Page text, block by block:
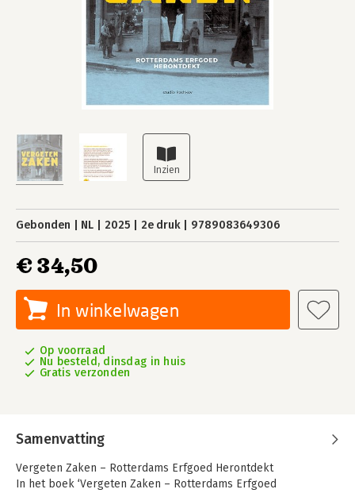
Gebonden NL 2025 2e druk 9789083649306
€ 34,50
In winkelwagen
Op voorraad
Nu besteld, dinsdag in huis
Gratis verzonden
Samenvatting
Vergeten Zaken – Rotterdams Erfgoed Herontdekt
In het boek ‘Vergeten Zaken – Rotterdams Erfgoed